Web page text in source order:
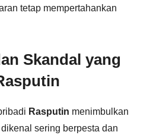
tetap mempertahankan
Skandal yang
Rasputin menimbulkan
dikenal sering berpesta dan